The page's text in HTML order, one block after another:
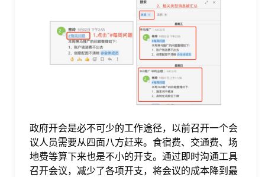
政府开会是必不可少的工作途径，以前召开一个会
议人员需要从四面八方赶来。食宿费、交通费、场
地费等算下来也是不小的开支。通过即时沟通工具
召开会议，减少了各项开支，将会议的成本降到最